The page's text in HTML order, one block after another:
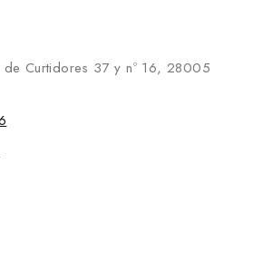
Curtidores 37 y nº 16, 28005